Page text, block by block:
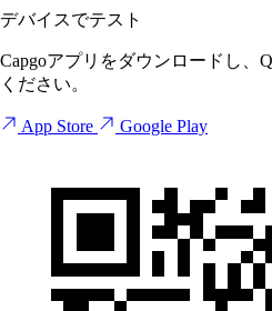
デバイスでテスト
Capgoアプリをダウンロードし、
ください。
App Store Google Play